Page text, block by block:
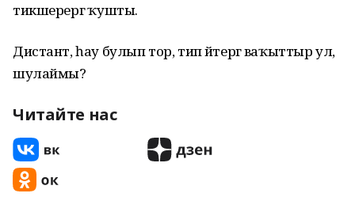
тикшерергә ҡушты.
Дистант, һау булып тор, тип әйтергә ваҡыттыр ул,
шулаймы?
Читайте нас